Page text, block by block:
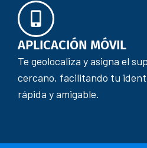
APLICACIÓN MÓVIL
Te geolocaliza y asigna el
cercano, facilitando tu
rápida y amigable.